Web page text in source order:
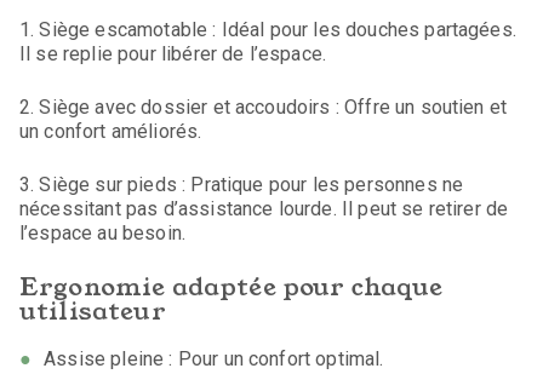
1. Siège escamotable : Idéal pour les douches partagées.
Il se replie pour libérer de l’espace.
2. Siège avec dossier et accoudoirs : Offre un soutien et
un confort améliorés.
3. Siège sur pieds : Pratique pour les personnes ne
nécessitant pas d’assistance lourde. Il peut se retirer de
l’espace au besoin.
Ergonomie adaptée pour chaque
utilisateur
Assise pleine : Pour un confort optimal.